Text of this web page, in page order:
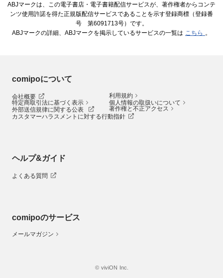
ABJマークは、この電子書店・電子書籍配信サービスが、著作権者からコンテ
ンツ使用許諾を得た正規版配信サービスであることを示す登録商標（登録番
号 第6091713号）です。
ABJマークの詳細、ABJマークを掲示しているサービスの一覧は こちら 。
comipoについて
会社概要
利用規約
特定商取引法に基づく表示
個人情報の取扱いについて
外部送信規律に関する公表
著作権と不正アクセス
カスタマーハラスメントに対する行動指針
ヘルプ&ガイド
よくある質問
comipoのサービス
メールマガジン
© viviON Inc.